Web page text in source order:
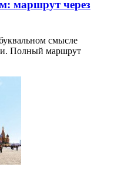
маршрут через
смысле
Полный маршрут